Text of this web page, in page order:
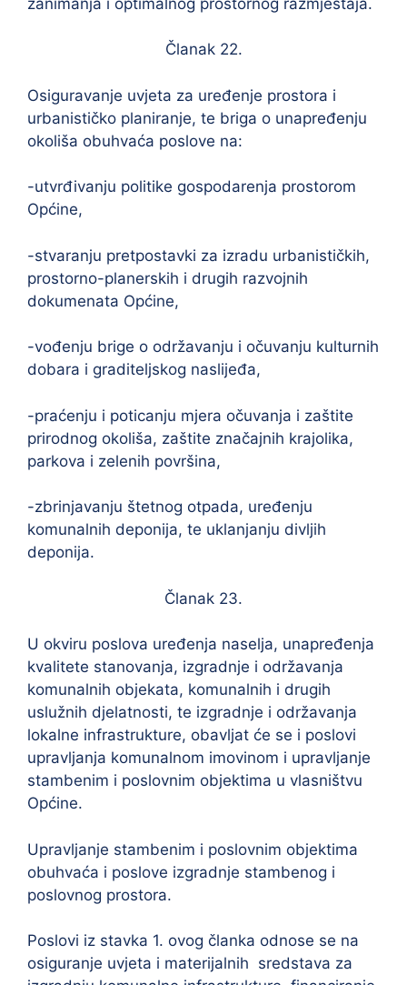
Članak 22.
Osiguravanje uvjeta za uređenje prostora i
urbanističko planiranje, te briga o unapređenju
okoliša obuhvaća poslove na:
-utvrđivanju politike gospodarenja prostorom
Općine,
-stvaranju pretpostavki za izradu urbanističkih,
prostorno-planerskih i drugih razvojnih
dokumenata Općine,
-vođenju brige o održavanju i očuvanju kulturnih
dobara i graditeljskog naslijeđa,
-praćenju i poticanju mjera očuvanja i zaštite
prirodnog okoliša, zaštite značajnih krajolika,
parkova i zelenih površina,
-zbrinjavanju štetnog otpada, uređenju
komunalnih deponija, te uklanjanju divljih
deponija.
Članak 23.
U okviru poslova uređenja naselja, unapređenja
kvalitete stanovanja, izgradnje i održavanja
komunalnih objekata, komunalnih i drugih
uslužnih djelatnosti, te izgradnje i održavanja
lokalne infrastrukture, obavljat će se i poslovi
upravljanja komunalnom imovinom i upravljanje
stambenim i poslovnim objektima u vlasništvu
Općine.
Upravljanje stambenim i poslovnim objektima
obuhvaća i poslove izgradnje stambenog i
poslovnog prostora.
Poslovi iz stavka 1. ovog članka odnose se na
osiguranje uvjeta i materijalnih sredstava za